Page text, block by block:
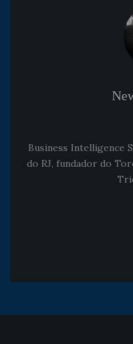
Business Intelligence
do RJ, fundador do